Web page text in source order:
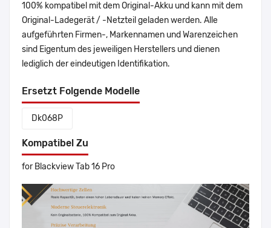
100% kompatibel mit dem Original-Akku und kann mit dem
Original-Ladegerät / -Netzteil geladen werden. Alle
aufgeführten Firmen-, Markennamen und Warenzeichen
sind Eigentum des jeweiligen Herstellers und dienen
lediglich der eindeutigen Identifikation.
Ersetzt Folgende Modelle
Dk068P
Kompatibel Zu
for Blackview Tab 16 Pro